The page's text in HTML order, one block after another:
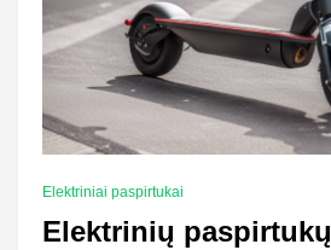
Elektriniai paspirtukai
Elektrinių paspirtukų